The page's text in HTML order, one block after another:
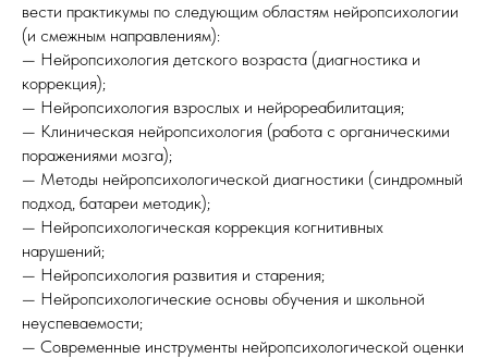
вести практикумы по следующим областям нейропсихологии
(и смежным направлениям):
— Нейропсихология детского возраста (диагностика и
коррекция);
— Нейропсихология взрослых и нейрореабилитация;
— Клиническая нейропсихология (работа с органическими
поражениями мозга);
— Методы нейропсихологической диагностики (синдромный
подход, батареи методик);
— Нейропсихологическая коррекция когнитивных
нарушений;
— Нейропсихология развития и старения;
— Нейропсихологические основы обучения и школьной
неуспеваемости;
— Современные инструменты нейропсихологической оценки